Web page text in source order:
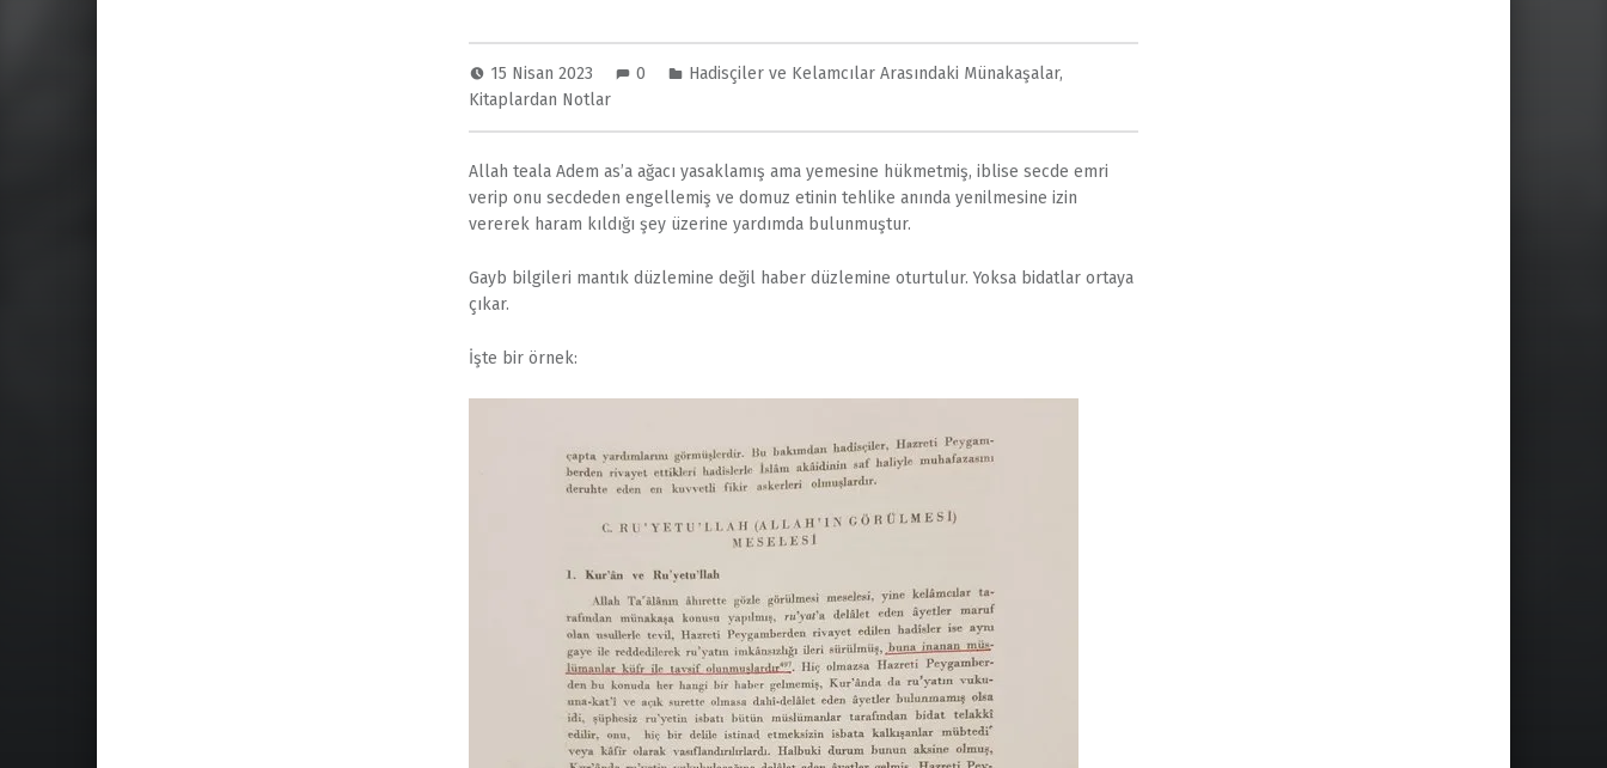
15 Nisan 2023 0 Hadisçiler ve Kelamcılar Arasındaki Münakaşalar,
Kitaplardan Notlar
Allah teala Adem as’a ağacı yasaklamış ama yemesine hükmetmiş, iblise secde emri
verip onu secdeden engellemiş ve domuz etinin tehlike anında yenilmesine izin
vererek haram kıldığı şey üzerine yardımda bulunmuştur.
Gayb bilgileri mantık düzlemine değil haber düzlemine oturtulur. Yoksa bidatlar ortaya
çıkar.
İşte bir örnek: